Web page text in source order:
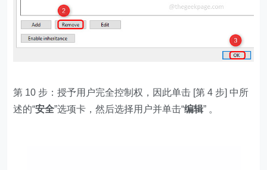
第 10 步：授予用户完全控制权，因此单击 [第 4 步] 中所
述的“安全”选项卡，然后选择用户并单击“编辑” 。